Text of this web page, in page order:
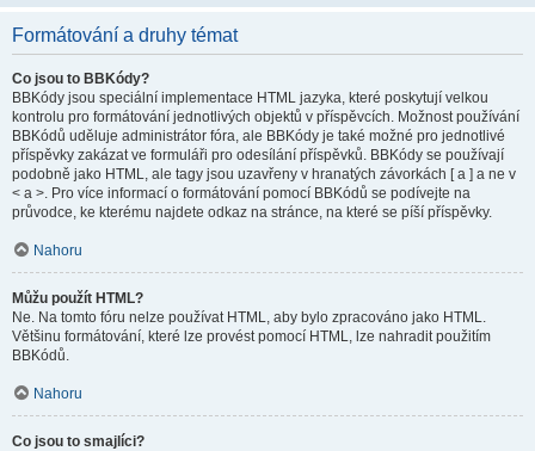
Formátování a druhy témat
Co jsou to BBKódy?
BBKódy jsou speciální implementace HTML jazyka, které poskytují velkou
kontrolu pro formátování jednotlivých objektů v příspěvcích. Možnost používání
BBKódů uděluje administrátor fóra, ale BBKódy je také možné pro jednotlivé
příspěvky zakázat ve formuláři pro odesílání příspěvků. BBKódy se používají
podobně jako HTML, ale tagy jsou uzavřeny v hranatých závorkách [ a ] a ne v
< a >. Pro více informací o formátování pomocí BBKódů se podívejte na
průvodce, ke kterému najdete odkaz na stránce, na které se píší příspěvky.
Nahoru
Můžu použít HTML?
Ne. Na tomto fóru nelze používat HTML, aby bylo zpracováno jako HTML.
Většinu formátování, které lze provést pomocí HTML, lze nahradit použitím
BBKódů.
Nahoru
Co jsou to smajlíci?